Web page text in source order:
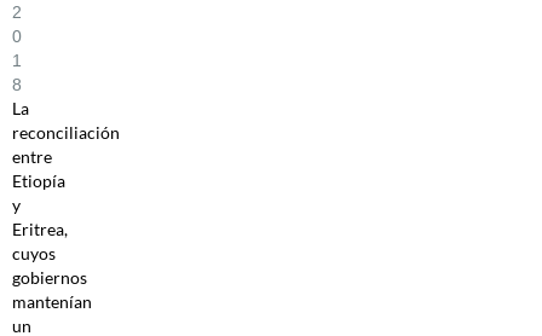
2
0
1
8
La
reconciliación
entre
Etiopía
y
Eritrea,
cuyos
gobiernos
mantenían
un